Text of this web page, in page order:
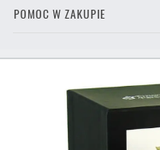
POMOC W ZAKUPIE